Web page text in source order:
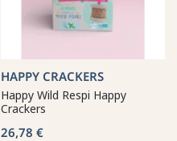
HAPPY CRACKERS
Happy Wild Respi Happy
Crackers
26,78 €